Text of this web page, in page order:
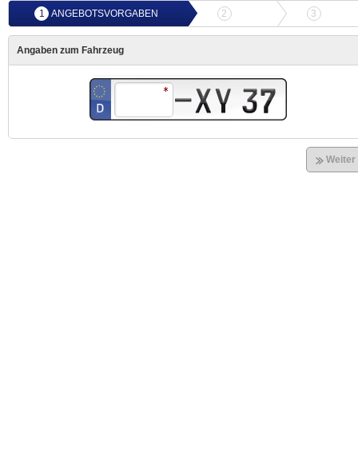
1 ANGEBOTSVORGABEN 2 ANGEBOTSVERGLEICH
3
Angaben zum Fahrzeug
Weiter